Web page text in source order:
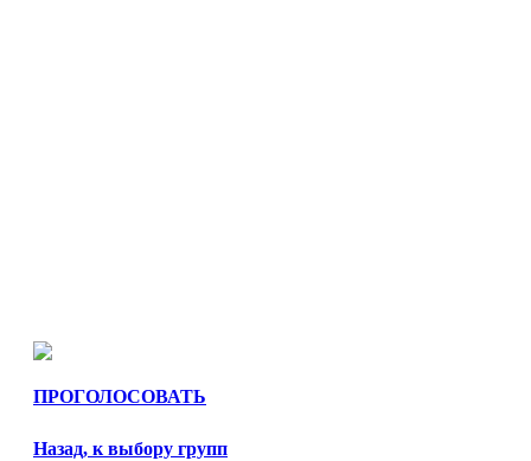
ПРОГОЛОСОВАТЬ
Назад, к выбору групп